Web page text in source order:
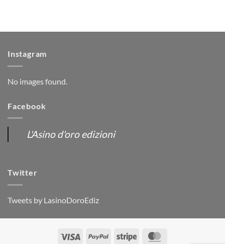
Instagram
No images found.
Facebook
L'Asino d'oro edizioni
Twitter
Tweets by LasinoDoroEdiz
Visa PayPal Stripe